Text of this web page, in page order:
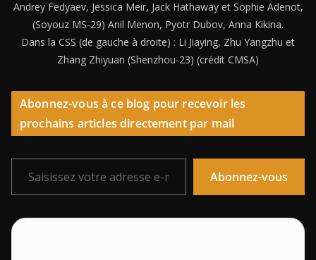
Andrey Fedyaev, Jessica Meir, Jack Hathaway et Sophie Adenot,
(Soyouz MS-29) Anil Menon, Pyotr Dubov, Anna Kikina.
Dans la CSS (de gauche à droite) : Li Jiaying, Zhu Yangzhu et
Zhang Zhiyuan (Shenzhou-23) (crédit CMSA)
Abonnez-vous à ce blog pour recevoir les
prochains articles directement par mail
Saisissez votre adresse e-mail…
Abonnez-vous